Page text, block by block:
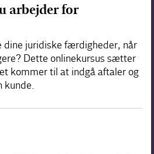
arbejder for
dine juridiske færdigheder, når
Dette onlinekursus sætter
kommer til at indgå aftaler og
kunde.